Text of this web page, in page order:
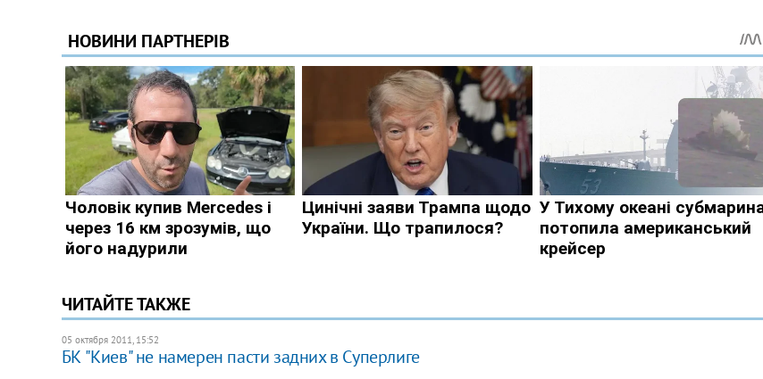
ЧИТАЙТЕ ТАКЖЕ
05 октября 2011, 15:52
БК "Киев" не намерен пасти задних в Суперлиге